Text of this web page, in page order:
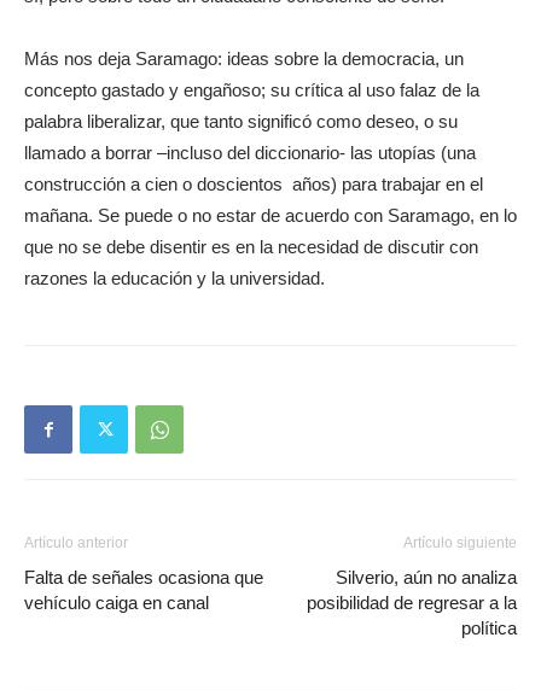
Más nos deja Saramago: ideas sobre la democracia, un
concepto gastado y engañoso; su crítica al uso falaz de la
palabra liberalizar, que tanto significó como deseo, o su
llamado a borrar –incluso del diccionario- las utopías (una
construcción a cien o doscientos años) para trabajar en el
mañana. Se puede o no estar de acuerdo con Saramago, en lo
que no se debe disentir es en la necesidad de discutir con
razones la educación y la universidad.
Artículo anterior
Falta de señales ocasiona que
vehículo caiga en canal
Artículo siguiente
Silverio, aún no analiza
posibilidad de regresar a la
política